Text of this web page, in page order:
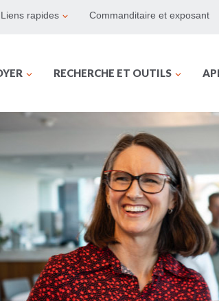
Liens rapides Commanditaire et exposant
RECHERCHE ET OUTILS